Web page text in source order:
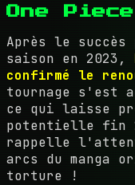
One
Après le succès
saison en 2023,
confirmé le
tournage s'est
ce qui laisse
potentielle fin
rappelle
arcs du manga
torture !